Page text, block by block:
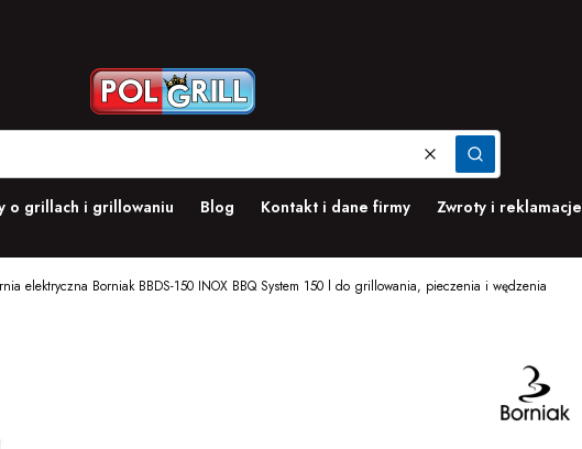
WyczyśćSzukaj
o grillach i grillowaniu Blog Kontakt i dane firmy Zwroty i reklamacje
elektryczna Borniak BBDS-150 INOX BBQ System 150 l do grillowania, pieczenia i wędzenia